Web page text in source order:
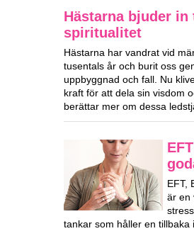
Hästarna bjuder
spiritualitet
Hästarna har vandrat vid
tusentals år och burit oss
uppbyggnad och fall. Nu
kraft för att dela sin visdom
berättar mer om dessa
EFT,
är en
tankar som håller en tillbaka